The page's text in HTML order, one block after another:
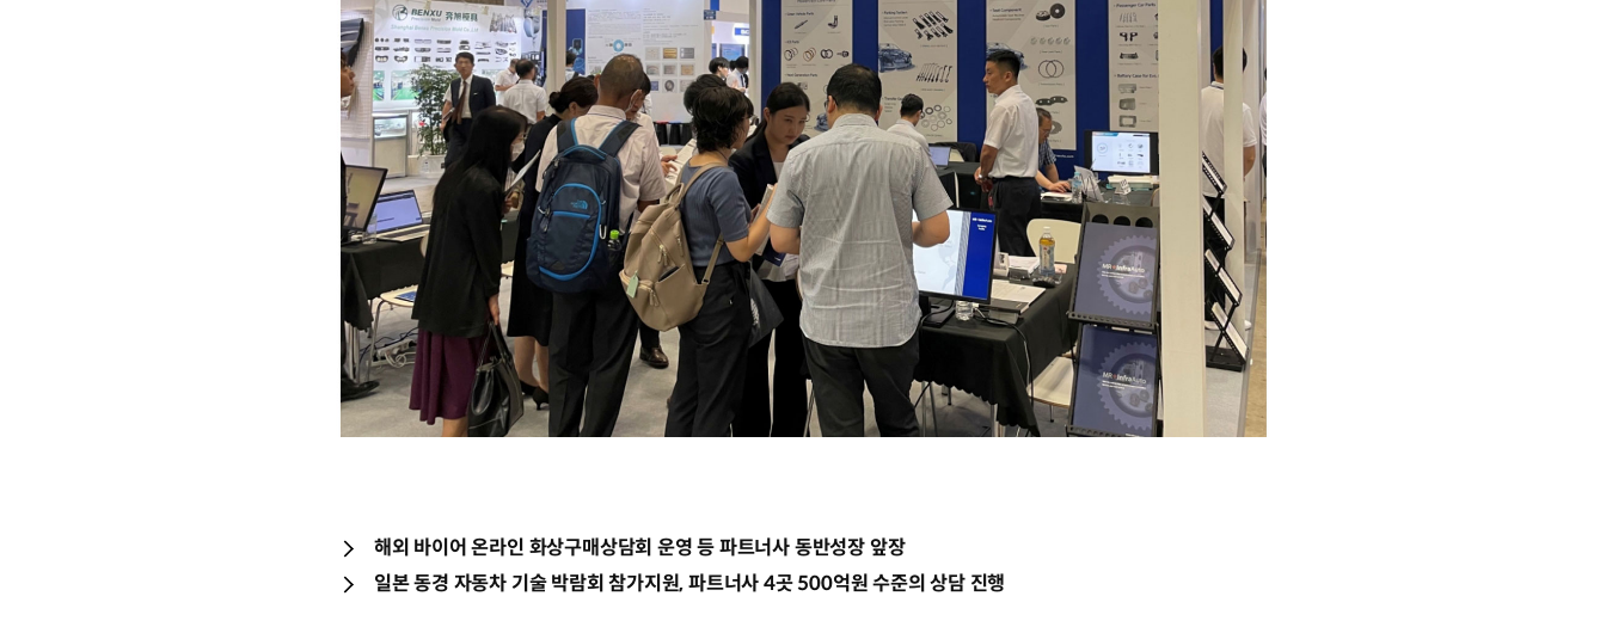
해외 바이어 온라인 화상구매상담회 운영 등 파트너사 동반성장 앞장
일본 동경 자동차 기술 박람회 참가지원, 파트너사 4곳 500억원 수준의 상담 진행